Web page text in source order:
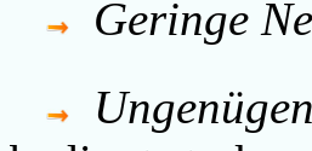
Geringe